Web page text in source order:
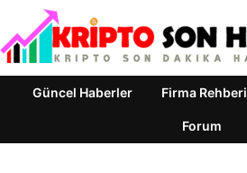
Güncel Haberler Firma Rehberi
Forum